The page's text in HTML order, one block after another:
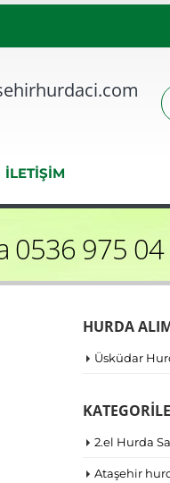
İLETİŞİM
0536 975 04
HURDA
Üsküdar
2.el Hurda
Ataşehir